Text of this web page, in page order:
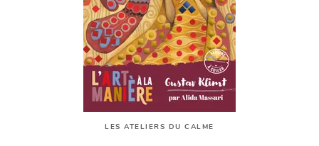
LES ATELIERS DU CALME